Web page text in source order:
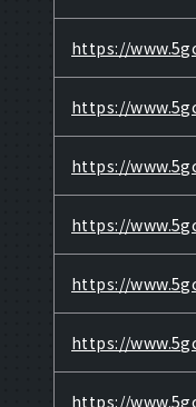
https://
https://
https://
https://
https://
https://
https://